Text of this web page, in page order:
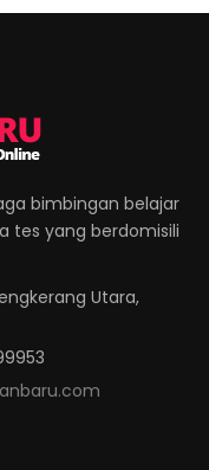
bimbingan belajar
tes yang berdomisili
Utara,